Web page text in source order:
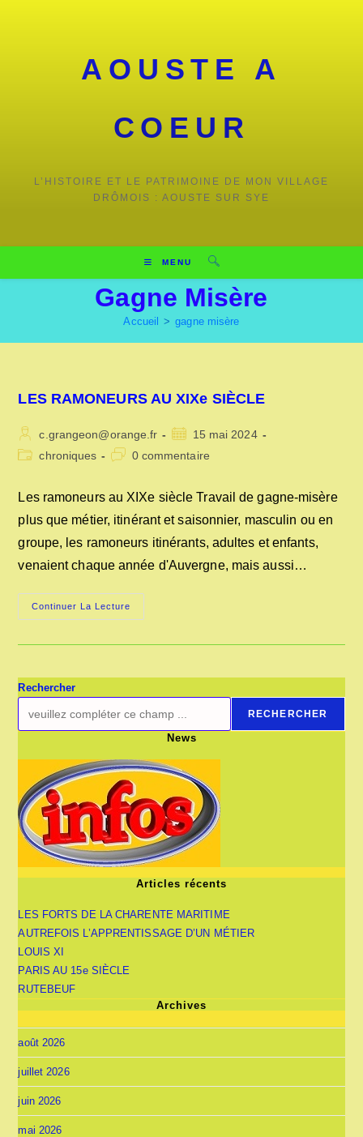
AOUSTE A
COEUR
L’HISTOIRE ET LE PATRIMOINE DE MON VILLAGE
DRÔMOIS : AOUSTE SUR SYE
MENU
Gagne Misère
Accueil > gagne misère
LES RAMONEURS AU XIXe SIÈCLE
Auteur/autrice
de
c.grangeon@orange.fr
Publication
publiée :
15 mai 2024
Postchroniques
Commentaires
publication :
0 commentaire
Les ramoneurs au XIXe siècle Travail de gagne-misère
plus que métier, itinérant et saisonnier, masculin ou en
groupe, les ramoneurs itinérants, adultes et enfants,
venaient chaque année d'Auvergne, mais aussi…
Continuer La Lecture
RAMONEURS
Rechercher
RECHERCHER
News
Articles récents
LES FORTS DE LA CHARENTE MARITIME
AUTREFOIS L’APPRENTISSAGE D’UN MÉTIER
LOUIS XI
PARIS AU 15e SIÈCLE
RUTEBEUF
Archives
août 2026
juillet 2026
juin 2026
mai 2026